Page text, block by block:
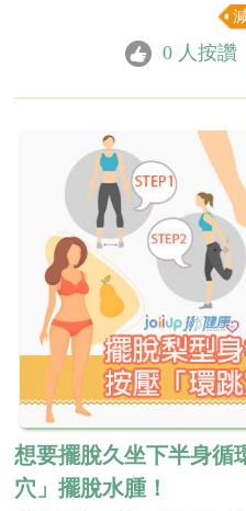
0 人按讚
想要擺脫久坐下半身循
穴」擺脫水腫！